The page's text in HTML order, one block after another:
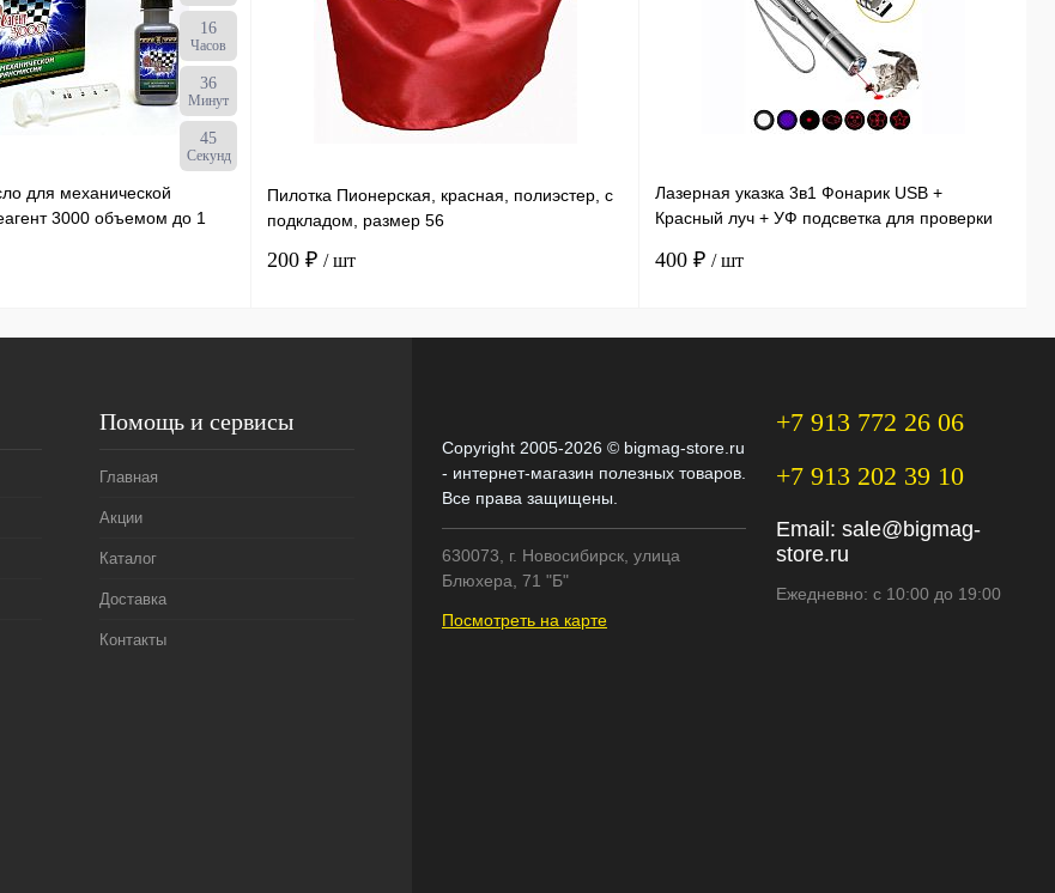
16
Часов
36
Минут
44
Секунд
для механической
3000 объемом до 1
Пилотка Пионерская, красная, полиэстер, с
подкладом, размер 56
200 ₽ / шт
Лазерная указка 3в1 Фонарик USB +
Красный луч + УФ подсветка для проверки
400 ₽ / шт
Помощь и сервисы
Главная
Акции
Каталог
Доставка
Контакты
Copyright 2005-2026 © bigmag-store.ru
- интернет-магазин полезных товаров.
Все права защищены.
630073, г. Новосибирск, улица
Блюхера, 71 "Б"
Посмотреть на карте
+7 913 772 26 06
+7 913 202 39 10
Email: sale@bigmag-
store.ru
Ежедневно: с 10:00 до 19:00